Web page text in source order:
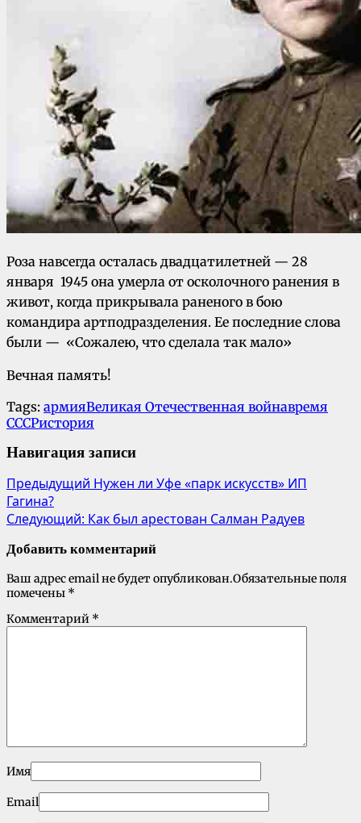
Роза навсегда осталась двадцатилетней — 28
января 1945 она умерла от осколочного ранения в
живот, когда прикрывала раненого в бою
командира артподразделения. Ее последние слова
были — «Сожалею, что сделала так мало»
Вечная память!
Tags: армияВеликая Отечественная войнавремя
СССРистория
Навигация записи
Предыдущий Нужен ли Уфе «парк искусств» ИП
Гагина?
Следующий: Как был арестован Салман Радуев
Добавить комментарий
Ваш адрес email не будет опубликован.Обязательные поля
помечены *
Комментарий *
Имя
Email